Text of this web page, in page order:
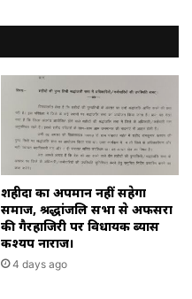
शहीदों का अपमान नहीं सहेगा
समाज, श्रद्धांजलि सभा से अफसरों
की गैरहाजिरी पर विधायक ब्यास
कश्यप नाराज।
4 days ago